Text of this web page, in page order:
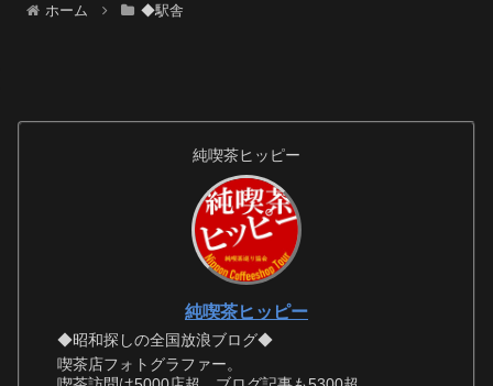
ホーム ◆駅舎
純喫茶ヒッピー
純喫茶ヒッピー
◆昭和探しの全国放浪ブログ◆
喫茶店フォトグラファー。